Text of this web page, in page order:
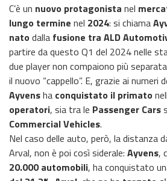
C’è un nuovo protagonista nel
lungo termine nel 2024: si chiama
nato dalla fusione tra ALD
partire da questo Q1 del 2024 nelle
due player non compaiono più
il nuovo “cappello”. E, grazie ai numeri
Ayvensha conquistato il primato
operatori, sia tra le Passenger Cars
Commercial Vehicles.
Nel caso delle auto, però, la distanza
Arval, non è poi così siderale: Ayvens,
20.000 automobili, ha conquistato